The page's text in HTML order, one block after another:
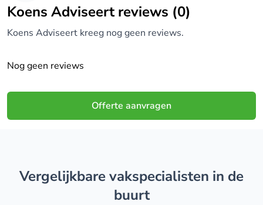
Koens Adviseert reviews (0)
Koens Adviseert kreeg nog geen reviews.
Nog geen reviews
Offerte aanvragen
Vergelijkbare vakspecialisten in de
buurt